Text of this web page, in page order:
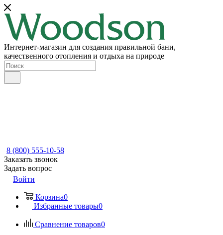
Интернет-магазин для создания правильной бани,
качественного отопления и отдыха на природе
8 (800) 555-10-58
Заказать звонок
Задать вопрос
Войти
Корзина0
Избранные товары0
Сравнение товаров0